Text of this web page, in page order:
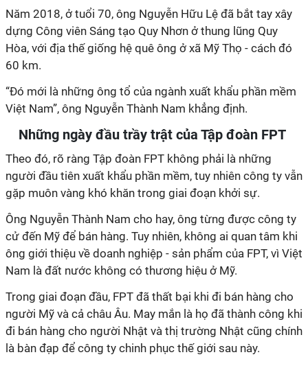
Năm 2018, ở tuổi 70, ông Nguyễn Hữu Lệ đã bắt tay xây
dựng Công viên Sáng tạo Quy Nhơn ở thung lũng Quy
Hòa, với địa thế giống hệ quê ông ở xã Mỹ Thọ - cách đó
60 km.
“Đó mới là những ông tổ của ngành xuất khẩu phần mềm
Việt Nam”, ông Nguyễn Thành Nam khẳng định.
Những ngày đầu trầy trật của Tập đoàn FPT
Theo đó, rõ ràng Tập đoàn FPT không phải là những
người đầu tiên xuất khẩu phần mềm, tuy nhiên công ty vẫn
gặp muôn vàng khó khăn trong giai đoạn khởi sự.
Ông Nguyễn Thành Nam cho hay, ông từng được công ty
cử đến Mỹ để bán hàng. Tuy nhiên, không ai quan tâm khi
ông giới thiệu về doanh nghiệp - sản phẩm của FPT, vì Việt
Nam là đất nước không có thương hiệu ở Mỹ.
Trong giai đoạn đầu, FPT đã thất bại khi đi bán hàng cho
người Mỹ và cả châu Âu. May mắn là họ đã thành công khi
đi bán hàng cho người Nhật và thị trường Nhật cũng chính
là bàn đạp để công ty chinh phục thế giới sau này.